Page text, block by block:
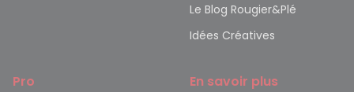
Le Blog Rougier&Plé
Idées Créatives
Pro En savoir plus